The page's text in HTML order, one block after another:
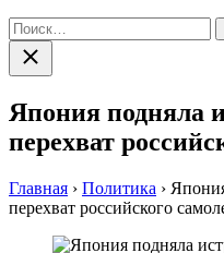
Найти:
Закрыть
поиск
Япония подняла
перехват
Главная › Политика ›
перехват российского